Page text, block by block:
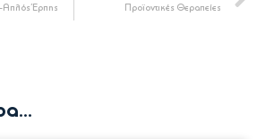
Απλός Έρπης Προϊοντικές Θεραπείες